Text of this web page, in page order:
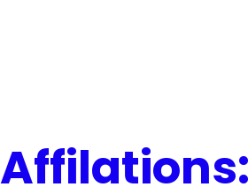
Affilations: